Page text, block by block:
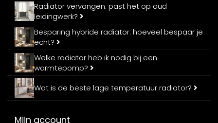
Radiator vervangen: past het op oud
leidingwerk?
Besparing hybride radiator: hoeveel bespaar je
echt?
Welke radiator heb ik nodig bij een
warmtepomp?
Wat is de beste lage temperatuur radiator?
Mijn account